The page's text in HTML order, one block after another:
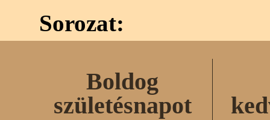
Sorozat:
Boldog
születésnapot